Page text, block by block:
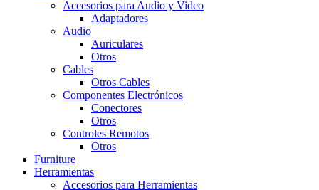
Accesorios para Audio y Video
Adaptadores
Audio
Auriculares
Otros
Cables
Otros Cables
Componentes Electrónicos
Conectores
Otros
Controles Remotos
Otros
Furniture
Herramientas
Accesorios para Herramientas